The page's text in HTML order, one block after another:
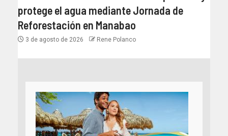
protege el agua mediante Jornada de
Reforestación en Manabao
3 de agosto de 2026 Rene Polanco